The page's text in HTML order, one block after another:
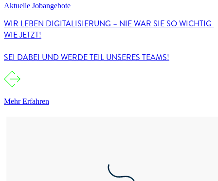
Aktuelle Jobangebote
WIR LEBEN DIGITALISIERUNG – NIE WAR SIE SO WICHTIG
WIE JETZT!
SEI DABEI UND WERDE TEIL UNSERES TEAMS!
Mehr Erfahren